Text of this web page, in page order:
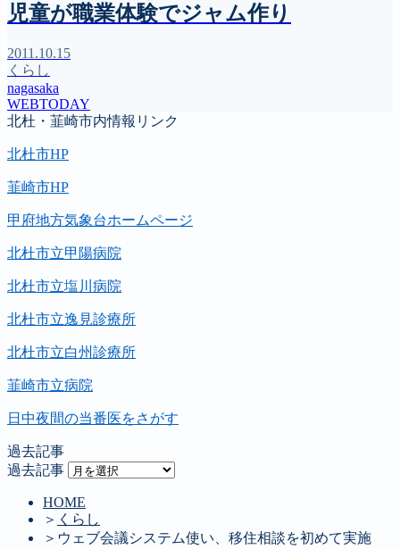
児童が職業体験でジャム作り
2011.10.15
くらし
nagasaka
WEBTODAY
北杜・韮崎市内情報リンク
北杜市HP
韮崎市HP
甲府地方気象台ホームページ
北杜市立甲陽病院
北杜市立塩川病院
北杜市立逸見診療所
北杜市立白州診療所
韮崎市立病院
日中夜間の当番医をさがす
過去記事
過去記事
HOME
＞ くらし
＞ ウェブ会議システム使い、移住相談を初めて実施